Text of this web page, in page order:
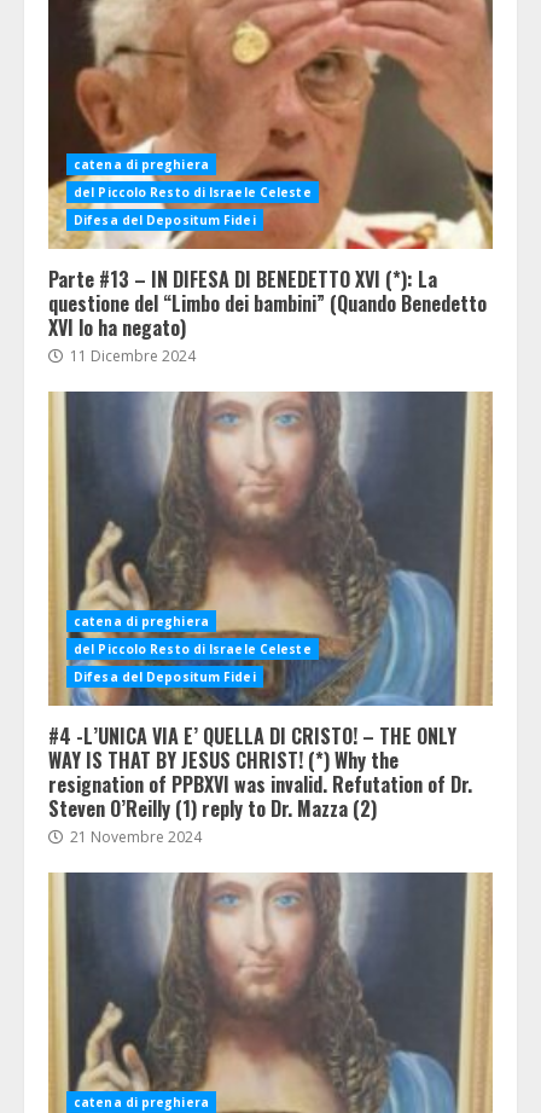
catena di preghiera
del Piccolo Resto di Israele Celeste
Difesa del Depositum Fidei
Parte #13 – IN DIFESA DI BENEDETTO XVI (*): La
questione del “Limbo dei bambini” (Quando Benedetto
XVI lo ha negato)
11 Dicembre 2024
catena di preghiera
del Piccolo Resto di Israele Celeste
Difesa del Depositum Fidei
#4 -L’UNICA VIA E’ QUELLA DI CRISTO! – THE ONLY
WAY IS THAT BY JESUS CHRIST! (*) Why the
resignation of PPBXVI was invalid. Refutation of Dr.
Steven O’Reilly (1) reply to Dr. Mazza (2)
21 Novembre 2024
catena di preghiera